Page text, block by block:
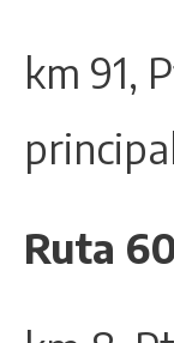
km 91,
Ruta